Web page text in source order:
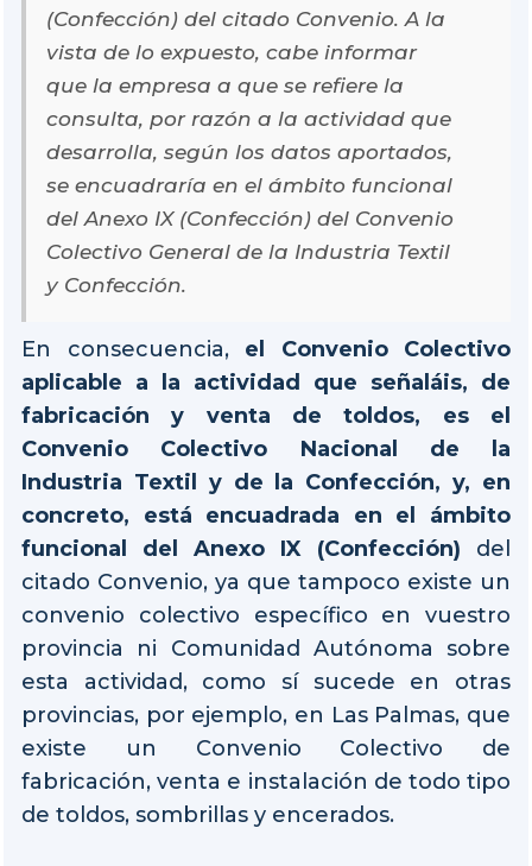
(Confección) del citado Convenio. A la
vista de lo expuesto, cabe informar
que la empresa a que se refiere la
consulta, por razón a la actividad que
desarrolla, según los datos aportados,
se encuadraría en el ámbito funcional
del Anexo IX (Confección) del Convenio
Colectivo General de la Industria Textil
y Confección.
En consecuencia, el Convenio Colectivo
aplicable a la actividad que señaláis, de
fabricación y venta de toldos, es el
Convenio Colectivo Nacional de la
Industria Textil y de la Confección, y, en
concreto, está encuadrada en el ámbito
funcional del Anexo IX (Confección) del
citado Convenio, ya que tampoco existe un
convenio colectivo específico en vuestro
provincia ni Comunidad Autónoma sobre
esta actividad, como sí sucede en otras
provincias, por ejemplo, en Las Palmas, que
existe un Convenio Colectivo de
fabricación, venta e instalación de todo tipo
de toldos, sombrillas y encerados.